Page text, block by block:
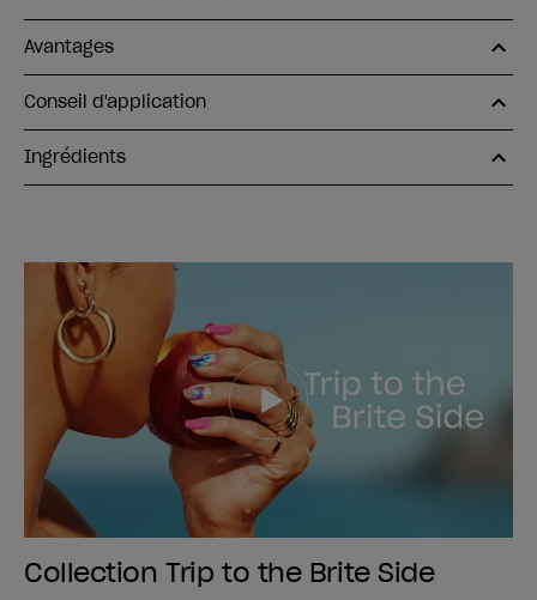
Avantages
Conseil d'application
Ingrédients
Collection Trip to the Brite Side